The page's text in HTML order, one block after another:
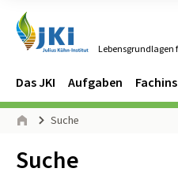
Lebensgrundlagen
Navigation
Hauptmenü
Das JKI Aufgaben
Seitenpfad
Suche
Inhalt:
Suche